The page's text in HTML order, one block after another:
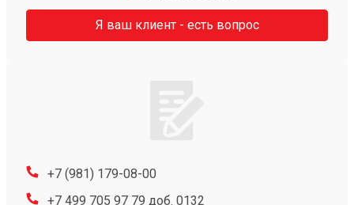
Я ваш клиент - есть вопрос
+7 (981) 179-08-00
+7 499 705 97 79 доб. 0132